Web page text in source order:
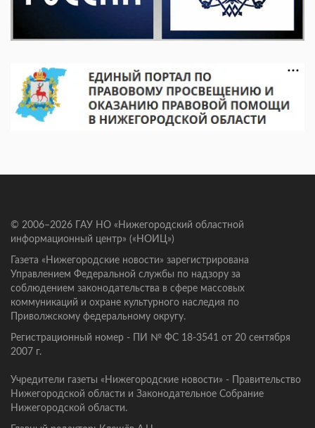
© 2006–2026 ГАУ НО «Нижегородский областной
информационный центр» («НОИЦ»)
Газета «Нижегородские новости» зарегистрирована
Управлением Федеральной службы по надзору за
соблюдением законодательства в сфере массовых
коммуникаций и охране культурного наследия по
Приволжскому федеральному округу.
Регистрационный номер - ПИ № ФС 18-3541 от 20 сентября
2007 г.
Учредители газеты «Нижегородские новости» - Правительство
Нижегородской области и Законодательное Собрание
Нижегородской области.